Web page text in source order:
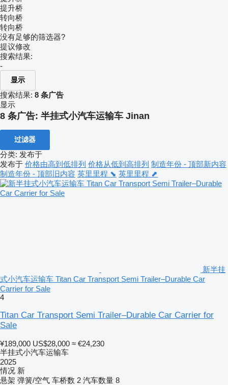
提升桥
转向桥
转向桥
没有足够的筛选器?
提议修改
搜索结果:
-
显示
搜索结果: 8 条广告
显示
8 条广告: 半挂式小汽车运输车 Jinan
过滤器
分类: 发布于
发布于 价格由高到低排列 价格从低到高排列 制造年份 - 顶部新内容
制造年份 - 顶部旧内容 英里里程 ⬊ 英里里程 ⬈
新半挂
式小汽车运输车 Titan Car Transport Semi Trailer–Durable Car
Carrier for Sale
4
Titan Car Transport Semi Trailer–Durable Car Carrier for
Sale
¥189,000 US$28,000 ≈ €24,230
半挂式小汽车运输车
2025
情况 新
悬架 弹簧/空气 车桥数 2 汽车数量 8